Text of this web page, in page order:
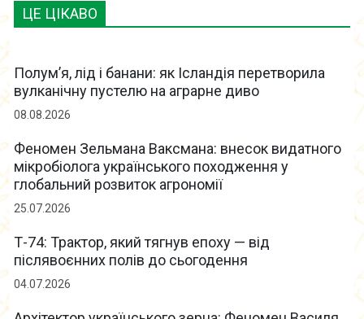
ЦЕ ЦІКАВО
Полум’я, лід і банани: як Ісландія перетворила
вулканічну пустелю на аграрне диво
08.08.2026
Феномен Зельмана Ваксмана: внесок видатного
мікробіолога українського походження у
глобальний розвиток агрономії
25.07.2026
Т-74: Трактор, який тягнув епоху — від
післявоєнних полів до сьогодення
04.07.2026